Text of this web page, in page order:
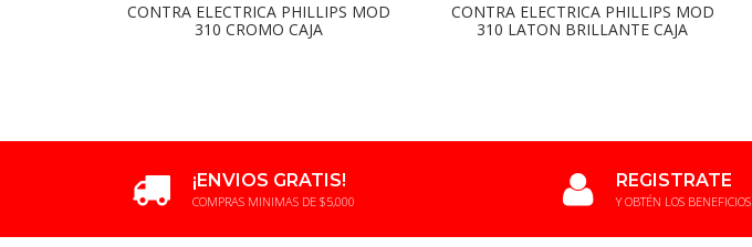
CONTRA ELECTRICA PHILLIPS MOD
310 CROMO CAJA
CONTRA ELECTRICA PHILLIPS MOD
310 LATON BRILLANTE CAJA
¡ENVIOS GRATIS!
COMPRAS MINIMAS DE $5,000
REGISTRATE
Y OBTÉN LOS BENEFICIOS